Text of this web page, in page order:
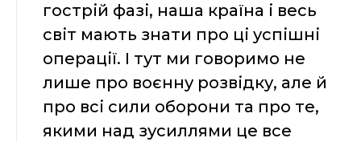
гострій фазі, наша країна і весь
світ мають знати про ці успішні
операції. І тут ми говоримо не
лише про воєнну розвідку, але й
про всі сили оборони та про те,
якими над зусиллями це все